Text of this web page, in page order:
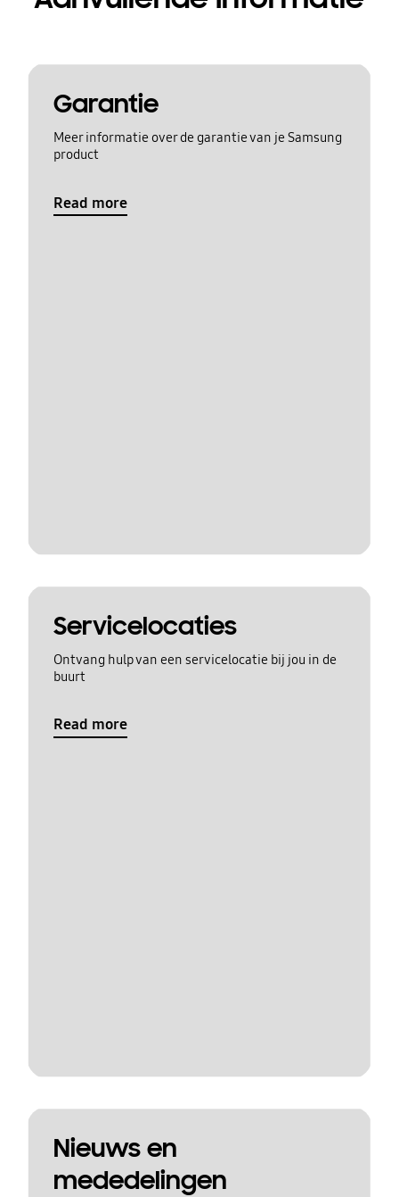
Garantie
Meer informatie over de garantie van je Samsung
product
Read more
Servicelocaties
Ontvang hulp van een servicelocatie bij jou in de
buurt
Read more
Nieuws en
mededelingen